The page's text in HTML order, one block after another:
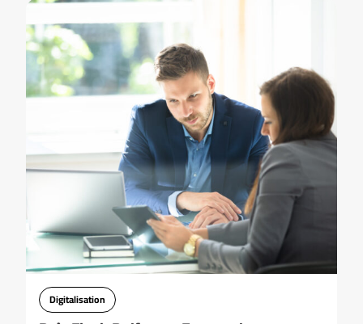
Digitalisation